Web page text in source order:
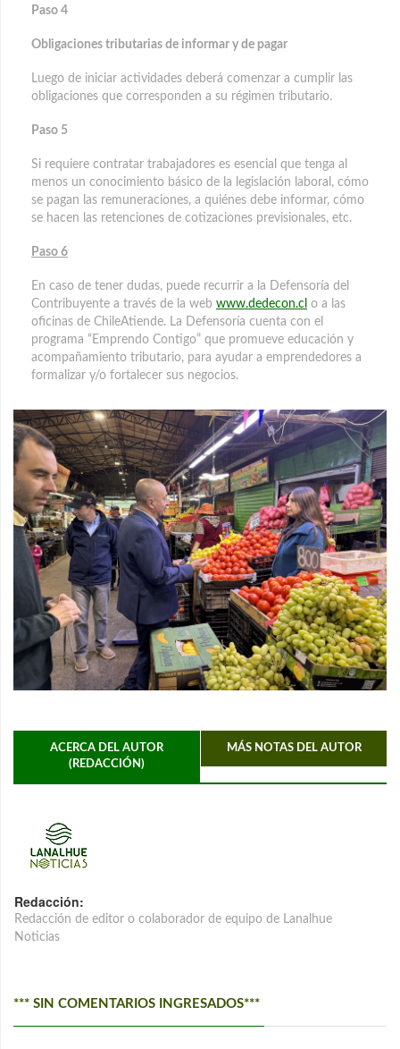
Paso 4
Obligaciones tributarias de informar y de pagar
Luego de iniciar actividades deberá comenzar a cumplir las
obligaciones que corresponden a su régimen tributario.
Paso 5
Si requiere contratar trabajadores es esencial que tenga al
menos un conocimiento básico de la legislación laboral, cómo
se pagan las remuneraciones, a quiénes debe informar, cómo
se hacen las retenciones de cotizaciones previsionales, etc.
Paso 6
En caso de tener dudas, puede recurrir a la Defensoría del
Contribuyente a través de la web www.dedecon.cl o a las
oficinas de ChileAtiende. La Defensoría cuenta con el
programa “Emprendo Contigo” que promueve educación y
acompañamiento tributario, para ayudar a emprendedores a
formalizar y/o fortalecer sus negocios.
ACERCA DEL AUTOR
(REDACCIÓN)
MÁS NOTAS DEL AUTOR
Redacción:
Redacción de editor o colaborador de equipo de Lanalhue
Noticias
*** SIN COMENTARIOS INGRESADOS***